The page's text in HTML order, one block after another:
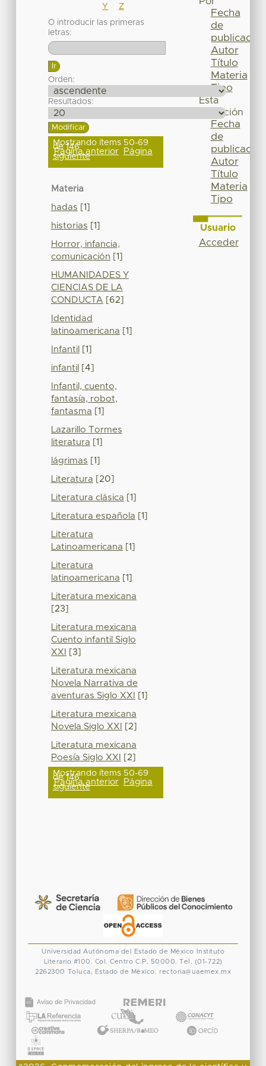
Y
Z
O introducir las primeras
letras:
Orden:
Resultados:
Mostrando ítems 50-69
de 146
Página anterior Página
siguiente
Materia
hadas [1]
historias [1]
Horror, infancia,
comunicación [1]
HUMANIDADES Y
CIENCIAS DE LA
CONDUCTA [62]
Identidad
latinoamericana [1]
Infantil [1]
infantil [4]
Infantil, cuento,
fantasía, robot,
fantasma [1]
Lazarillo Tormes
literatura [1]
lágrimas [1]
Literatura [20]
Literatura clásica [1]
Literatura española [1]
Literatura
Latinoamericana [1]
Literatura
latinoamericana [1]
Literatura mexicana
[23]
Literatura mexicana
Cuento infantil Siglo
XXI
[3]
Literatura mexicana
Novela Narrativa de
aventuras Siglo XXI
[1]
Literatura mexicana
Novela Siglo XXI
[2]
Literatura mexicana
Poesía Siglo XXI
[2]
Mostrando ítems 50-69
de 146
Página anterior Página
siguiente
Fecha
de
publicación
Autor
Título
Materia
Tipo
Esta
colección
Fecha
de
publicación
Autor
Título
Materia
Tipo
Usuario
Acceder
Universidad Autónoma del Estado de México
Instituto
Literario #100. Col. Centro C.P. 50000. Tel. (01-722)
2262300 Toluca, Estado de México. rectoria@uaemex.mx